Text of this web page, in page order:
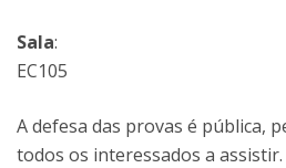
Sala:
EC105
A defesa das provas é pública,
todos os interessados a assistir.